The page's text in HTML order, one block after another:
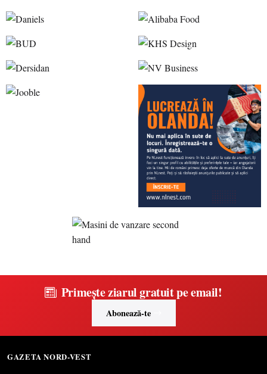
Primește ziarul gratuit pe email!
Abonează-te
GAZETA NORD-VEST